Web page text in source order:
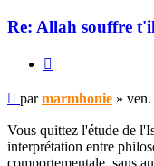
Re: Allah souffre
Message
non
lu
parmarmhonie »
Vous quittez l'étude de
interprétation entre